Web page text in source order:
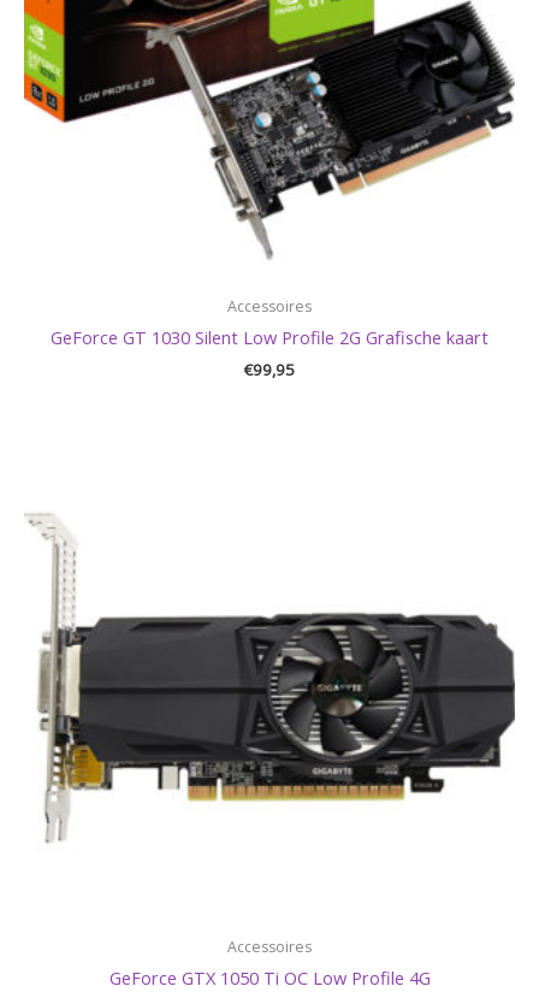
Accessoires
GeForce GT 1030 Silent Low Profile 2G Grafische kaart
€99,95
Accessoires
GeForce GTX 1050 Ti OC Low Profile 4G